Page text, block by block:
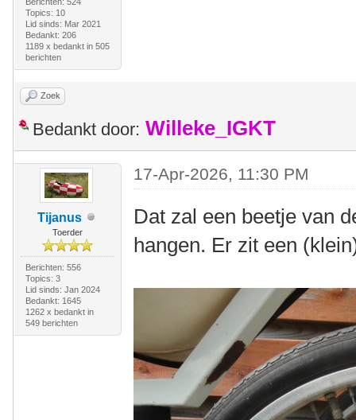
Topics: 10
Lid sinds: Mar 2021
Bedankt: 206
1189 x bedankt in 505
berichten
Zoek
Bedankt door: Willeke_IGKT
Tijanus
Toerder
Berichten: 556
Topics: 3
Lid sinds: Jan 2024
Bedankt: 1645
1262 x bedankt in
549 berichten
17-Apr-2026, 11:30 PM
Dat zal een beetje van
hangen. Er zit een